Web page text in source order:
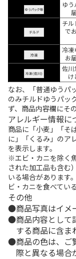
ゆ
チル
で
冷凍
お
佐川
け
なお、「普通ゆうパ
のみチルドゆうパッ
ず、商品内容欄にそ
アレルギー情報に
商品に「小麦」「そ
に」「くるみ」のア
を表示します。
※エビ・カニを除く
された加工品も含む
いる場合があります
ビ・カニを食べてい
その他
商品写真はイメ
商品内容として
する商品に含ま
商品の色は、ご
際と異なる場合